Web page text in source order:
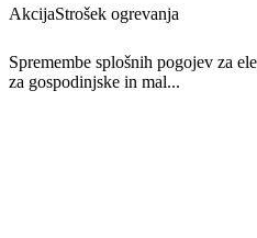
AkcijaStrošek ogrevanja
Spremembe splošnih pogojev za
za gospodinjske in mal...